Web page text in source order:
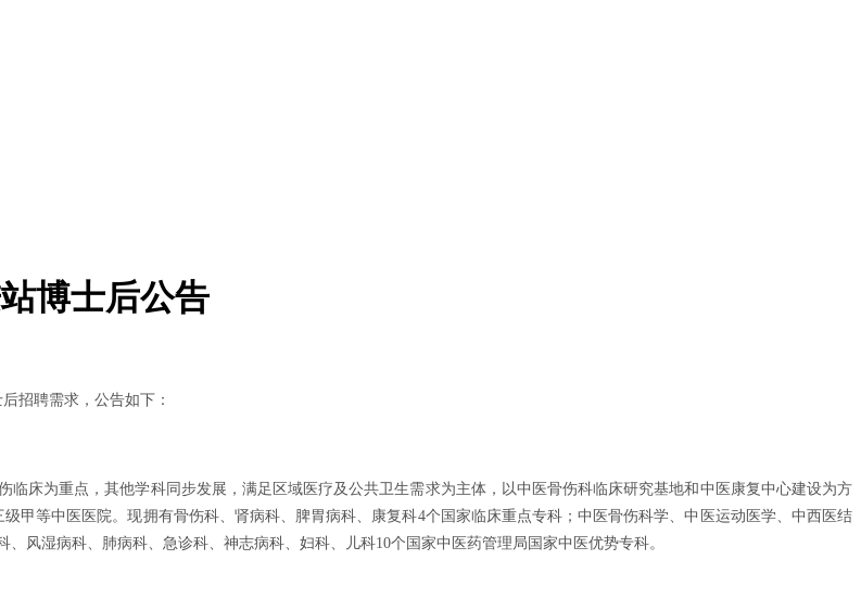
博士后公告
招聘需求，公告如下：
床为重点，其他学科同步发展，满足区域医疗及公共卫生需求为主体，以中医骨伤科临床研究基地和中医康复中心建设为方
甲等中医医院。现拥有骨伤科、肾病科、脾胃病科、康复科4个国家临床重点专科；中医骨伤科学、中医运动医学、中西医结
、
风湿病科 、肺病科、 急诊科 、神志病科、 妇科 儿科10个国家中医药管理局国家中医优势专科。